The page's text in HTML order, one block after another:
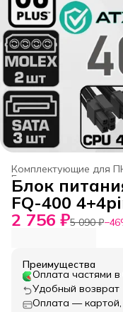
Комплектующие для
Главная
Блок
FQ-400
2 756 ₽5 090 ₽−46
Преимущества
Оплата частями в
Удобный возврат
Оплата —